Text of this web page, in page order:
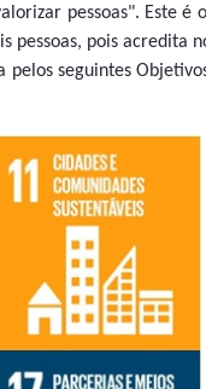
pessoas". Este é
pessoas, pois acredita
seguintes